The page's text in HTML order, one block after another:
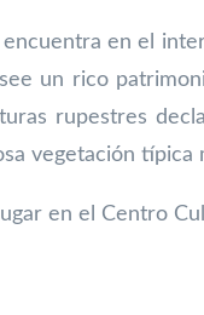
encuentra en el
un rico
rupestres
vegetación
en el Centro